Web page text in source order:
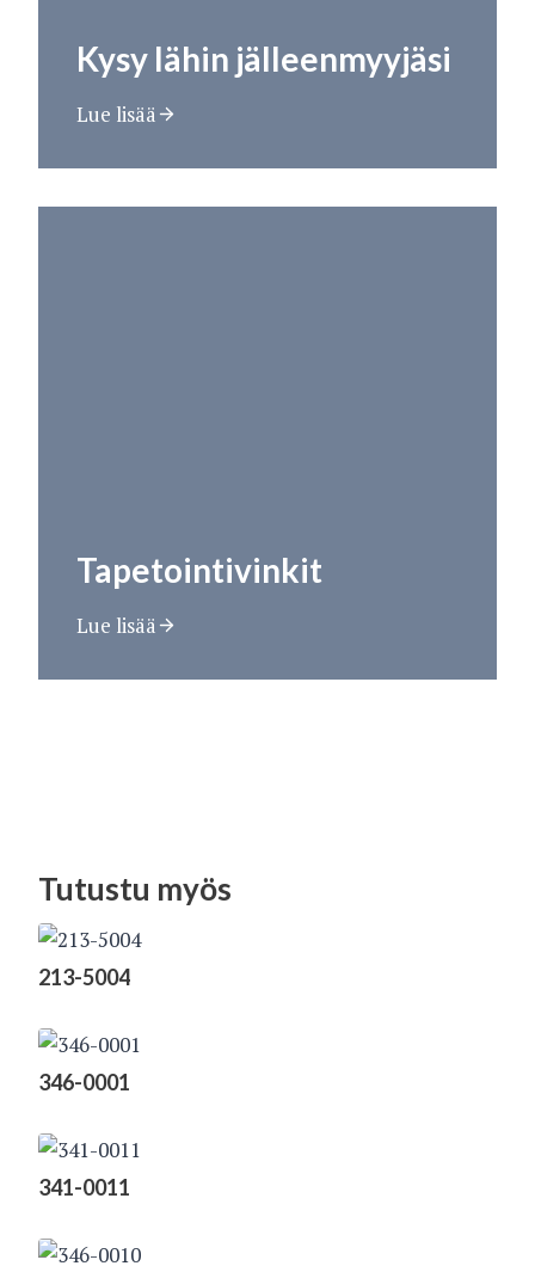
Kysy lähin jälleenmyyjäsi
Lue lisää
Tapetointivinkit
Lue lisää
Tutustu myös
213-5004
346-0001
341-0011